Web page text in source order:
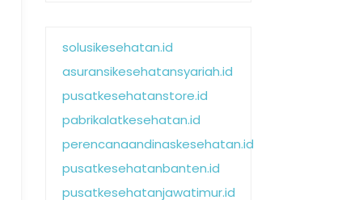
solusikesehatan.id
asuransikesehatansyariah.id
pusatkesehatanstore.id
pabrikalatkesehatan.id
perencanaandinaskesehatan.id
pusatkesehatanbanten.id
pusatkesehatanjawatimur.id